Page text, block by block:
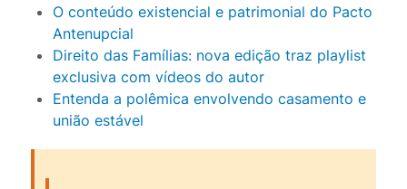
O conteúdo existencial e patrimonial do Pacto
Antenupcial
Direito das Famílias: nova edição traz playlist
exclusiva com vídeos do autor
Entenda a polêmica envolvendo casamento e
união estável